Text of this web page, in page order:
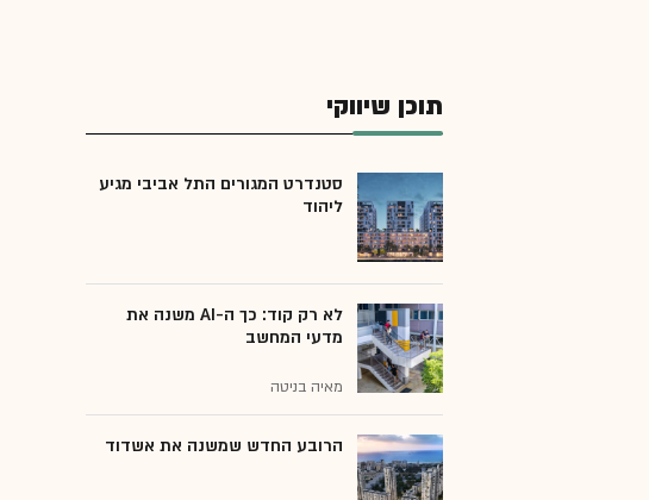
תוכן שיווקי
סטנדרט המגורים התל אביבי מגיע
ליהוד
לא רק קוד: כך ה-AI משנה את
מדעי המחשב
מאיה בניטה
הרובע החדש שמשנה את אשדוד